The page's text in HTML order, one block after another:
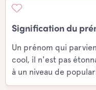
Signification du
Un prénom qui
cool, il n'est pas
à un niveau de